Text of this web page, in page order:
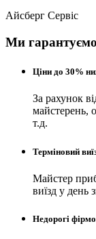
Айсберг Сервіс
Ми
Ціни до 30%
За рахунок
майстерень,
т.д.
Терміновий
Майстер
виїзд у день
Недорогі